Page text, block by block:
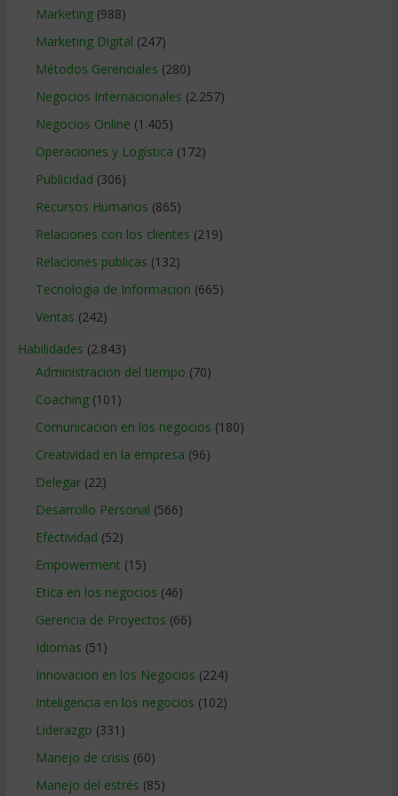
Marketing(988)
Marketing Digital (247)
Métodos Gerenciales (280)
Negocios Internacionales (2.257)
Negocios Online (1.405)
Operaciones y Logística (172)
Publicidad (306)
Recursos Humanos (865)
Relaciones con los clientes (219)
Relaciones publicas (132)
Tecnologia de Informacion (665)
Ventas (242)
Habilidades (2.843)
Administracion del tiempo (70)
Coaching(101)
Comunicacion en los negocios (180)
Creatividad en la empresa (96)
Delegar(22)
Desarrollo Personal (566)
Efectividad (52)
Empowerment (15)
Etica en los negocios (46)
Gerencia de Proyectos (66)
Idiomas (51)
Innovacion en los Negocios (224)
Inteligencia en los negocios (102)
Liderazgo (331)
Manejo de crisis (60)
Manejo del estrés (85)